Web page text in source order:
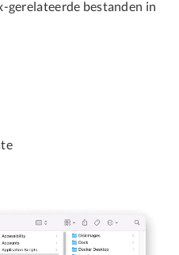
gerelateerde bestanden in